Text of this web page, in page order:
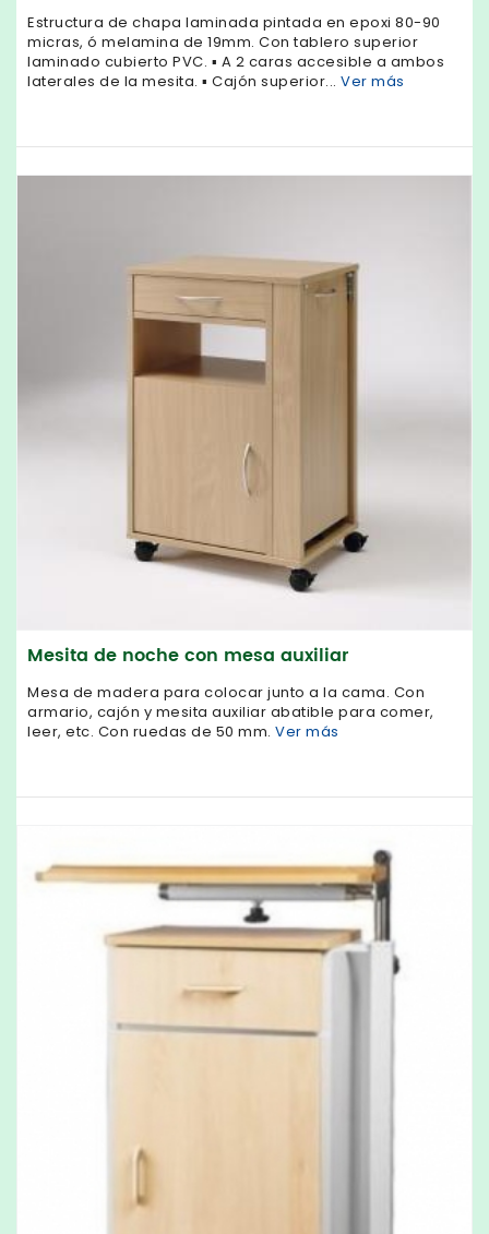
Estructura de chapa laminada pintada en epoxi 80-90
micras, ó melamina de 19mm. Con tablero superior
laminado cubierto PVC. ▪ A 2 caras accesible a ambos
laterales de la mesita. ▪ Cajón superior... Ver más
Mesita de noche con mesa auxiliar
Mesa de madera para colocar junto a la cama. Con
armario, cajón y mesita auxiliar abatible para comer,
leer, etc. Con ruedas de 50 mm. Ver más